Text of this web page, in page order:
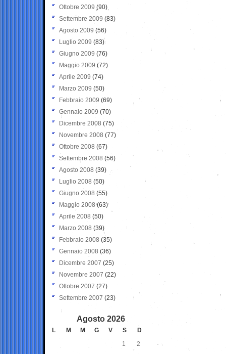
Ottobre 2009 (90)
Settembre 2009 (83)
Agosto 2009 (56)
Luglio 2009 (83)
Giugno 2009 (76)
Maggio 2009 (72)
Aprile 2009 (74)
Marzo 2009 (50)
Febbraio 2009 (69)
Gennaio 2009 (70)
Dicembre 2008 (75)
Novembre 2008 (77)
Ottobre 2008 (67)
Settembre 2008 (56)
Agosto 2008 (39)
Luglio 2008 (50)
Giugno 2008 (55)
Maggio 2008(63)
Aprile 2008 (50)
Marzo 2008 (39)
Febbraio 2008 (35)
Gennaio 2008 (36)
Dicembre 2007 (25)
Novembre 2007 (22)
Ottobre 2007 (27)
Settembre 2007 (23)
Agosto 2026
L M M G V S
D
1
2